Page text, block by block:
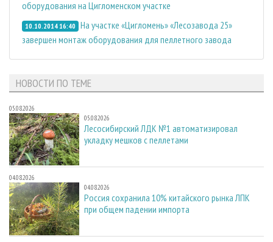
оборудования на Цигломенском участке
10.10.2014 16:40 На участке «Цигломень» «Лесозавода 25»
завершен монтаж оборудования для пеллетного завода
НОВОСТИ ПО ТЕМЕ
05.08.2026
05.08.2026
Лесосибирский ЛДК №1 автоматизировал
укладку мешков с пеллетами
04.08.2026
04.08.2026
Россия сохранила 10% китайского рынка ЛПК
при общем падении импорта